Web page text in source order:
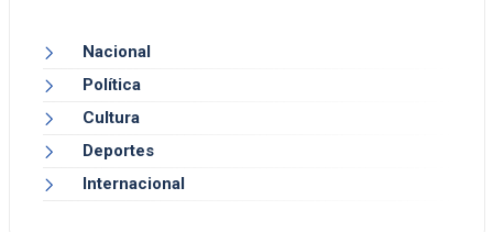
Nacional
Política
Cultura
Deportes
Internacional